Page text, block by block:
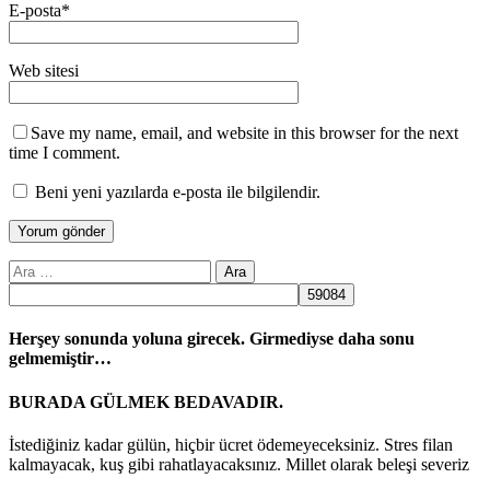
E-posta*
Web sitesi
Save my name, email, and website in this browser for the next
time I comment.
Beni yeni yazılarda e-posta ile bilgilendir.
Arama:
Herşey sonunda yoluna girecek. Girmediyse daha sonu
gelmemiştir…
BURADA GÜLMEK BEDAVADIR.
İstediğiniz kadar gülün, hiçbir ücret ödemeyeceksiniz. Stres filan
kalmayacak, kuş gibi rahatlayacaksınız. Millet olarak beleşi severiz